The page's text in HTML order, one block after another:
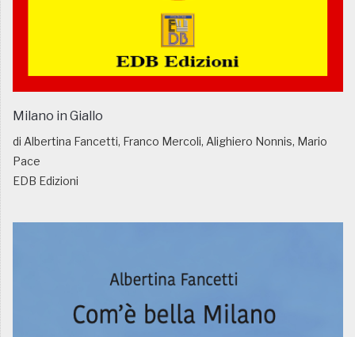
Milano in Giallo
di Albertina Fancetti, Franco Mercoli, Alighiero Nonnis, Mario
Pace
EDB Edizioni